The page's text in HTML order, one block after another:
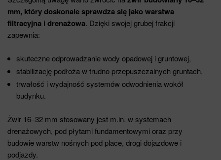
mm, który doskonale sprawdza się jako warstwa
filtracyjna i drenażowa. Dzięki swojej grubej frakcji
zapewnia:
skuteczne odprowadzanie wody opadowej i gruntowej,
stabilizację podłoża w trudno przepuszczalnych gruntach,
trwałość i wydajność systemów odwodnienia wokół
budynku.
Żwir 16–32 mm stosowany jest m.in. w systemach
drenażowych, pod płytami fundamentowymi oraz przy
budowie warstw nośnych pod place, drogi dojazdowe i
podjazdy.